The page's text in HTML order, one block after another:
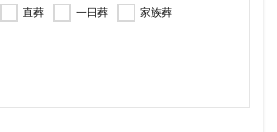
直葬 一日葬
家族葬